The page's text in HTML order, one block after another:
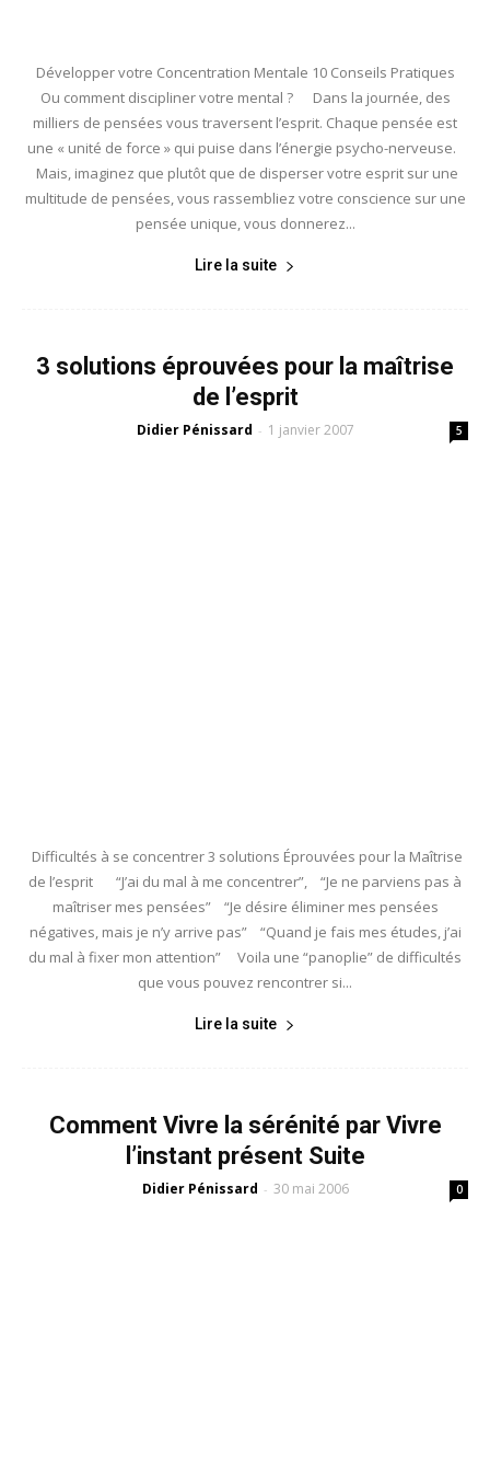
Développer votre Concentration Mentale 10 Conseils Pratiques
Ou comment discipliner votre mental ? Dans la journée, des
milliers de pensées vous traversent l’esprit. Chaque pensée est
une « unité de force » qui puise dans l’énergie psycho-nerveuse.
Mais, imaginez que plutôt que de disperser votre esprit sur une
multitude de pensées, vous rassembliez votre conscience sur une
pensée unique, vous donnerez...
Lire la suite
3 solutions éprouvées pour la maîtrise
de l’esprit
Didier Pénissard - 1 janvier 2007 5
Difficultés à se concentrer 3 solutions Éprouvées pour la Maîtrise
de l’esprit “J’ai du mal à me concentrer”, “Je ne parviens pas à
maîtriser mes pensées” “Je désire éliminer mes pensées
négatives, mais je n’y arrive pas” “Quand je fais mes études, j’ai
du mal à fixer mon attention” Voila une “panoplie” de difficultés
que vous pouvez rencontrer si...
Lire la suite
Comment Vivre la sérénité par Vivre
l’instant présent Suite
Didier Pénissard - 30 mai 2006 0